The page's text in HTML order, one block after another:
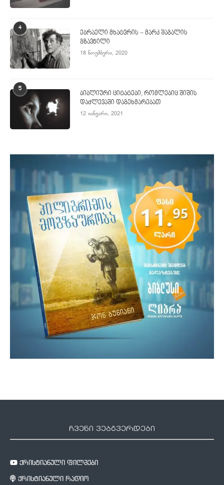
4
ებრაელი მხატვრის − მარკ შაგალის
გზავნილი
18 ნოემბერი, 2020
5
ბიბლიური ციტატები, რომლებიც შიშის
დაძლევაში დაგეხმარებათ
12 იანვარი, 2021
ჩვენი ვებგვერდები
ქრისტიანული ფილმები
ქრისტიანული რადიო